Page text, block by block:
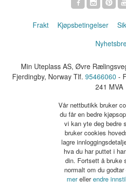
Frakt Kjøpsbetingelser
Min Uteplass AS, Øvre
Fjerdingby, Norway Tlf. 95466060 -
241 MVA
Vår nettbutikk bruker
du får en bedre
vi kan yte deg bedre
bruker cookies
lagre
hva du har puttet i
din. Fortsett å bruke
normalt om du godtar
merellerendre